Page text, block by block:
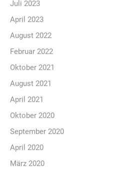
Juli 2023
April 2023
August 2022
Februar 2022
Oktober 2021
August 2021
April 2021
Oktober 2020
September 2020
April 2020
März 2020